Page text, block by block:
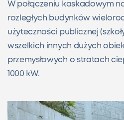
W połączeniu kaskadowym
rozległych budynków
użyteczności publicznej
wszelkich innych dużych
przemysłowych o stratach
1000 kW.